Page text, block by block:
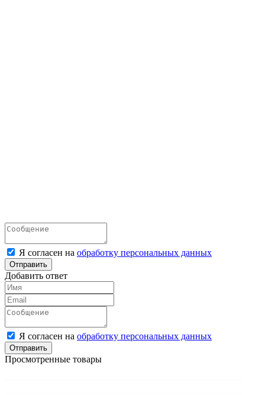
Я согласен на обработку персональных данных
Отправить
Добавить ответ
Я согласен на обработку персональных данных
Отправить
Просмотренные товары